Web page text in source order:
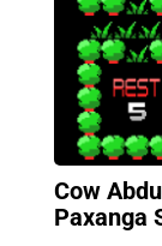
Cow
Paxanga